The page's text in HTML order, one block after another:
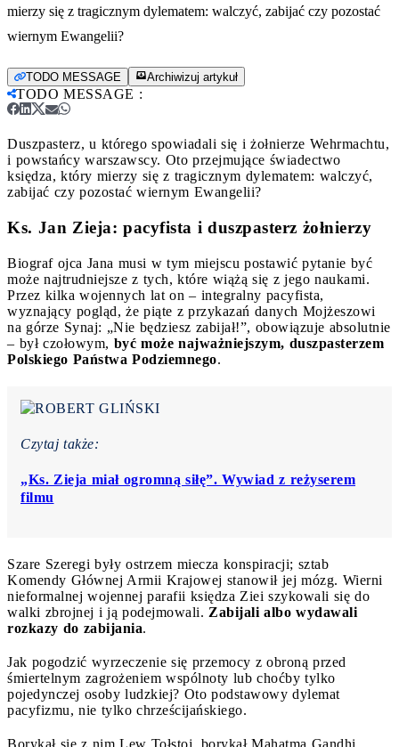
mierzy się z tragicznym dylematem: walczyć, zabijać czy pozostać
wiernym Ewangelii?
TODO MESSAGE Archiwizuj artykuł
TODO MESSAGE :
Duszpasterz, u którego spowiadali się i żołnierze Wehrmachtu,
i powstańcy warszawscy. Oto przejmujące świadectwo
księdza, który mierzy się z tragicznym dylematem: walczyć,
zabijać czy pozostać wiernym Ewangelii?
Ks. Jan Zieja: pacyfista i duszpasterz żołnierzy
Biograf ojca Jana musi w tym miejscu postawić pytanie być
może najtrudniejsze z tych, które wiążą się z jego naukami.
Przez kilka wojennych lat on – integralny pacyfista,
wyznający pogląd, że piąte z przykazań danych Mojżeszowi
na górze Synaj: „Nie będziesz zabijał!”, obowiązuje absolutnie
– był czołowym, być może najważniejszym, duszpasterzem
Polskiego Państwa Podziemnego.
Czytaj także:
„Ks. Zieja miał ogromną siłę”. Wywiad z reżyserem
filmu
Szare Szeregi były ostrzem miecza konspiracji; sztab
Komendy Głównej Armii Krajowej stanowił jej mózg. Wierni
nieformalnej wojennej parafii księdza Ziei szykowali się do
walki zbrojnej i ją podejmowali. Zabijali albo wydawali
rozkazy do zabijania.
Jak pogodzić wyrzeczenie się przemocy z obroną przed
śmiertelnym zagrożeniem wspólnoty lub choćby tylko
pojedynczej osoby ludzkiej? Oto podstawowy dylemat
pacyfizmu, nie tylko chrześcijańskiego.
Borykał się z nim Lew Tołstoj, borykał Mahatma Gandhi,